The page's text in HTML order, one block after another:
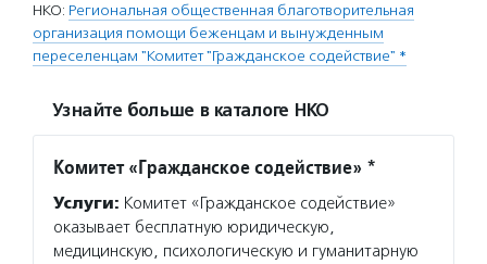
НКО: Региональная общественная благотворительная
организация помощи беженцам и вынужденным
переселенцам "Комитет "Гражданское содействие" *
Узнайте больше в каталоге НКО
Комитет «Гражданское содействие» *
Услуги: Комитет «Гражданское содействие»
оказывает бесплатную юридическую,
медицинскую, психологическую и гуманитарную